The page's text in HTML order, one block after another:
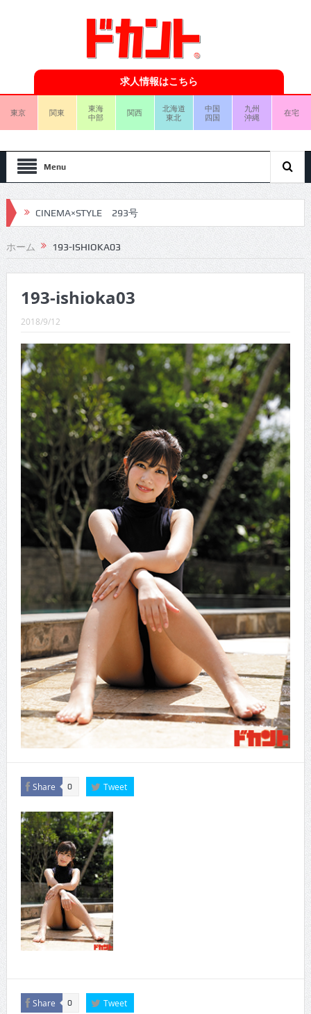
求人情報はこちら
東京 関東
東海
中部
関西
北海道
東北
中国
四国
九州
沖縄
在宅
Menu
CINEMA×STYLE 293号
CINEMA×STYLE 292号
CINEMA×STYLE 291号
CINEMA×STYLE 290号
CINEMA×STYLE 289号
CINEMA×STYLE 288号
CINEMA×STYLE 287号
CINEMA×STYLE 286号
CINEMA×STYLE 285号
CINEMA×STYLE 294号
ホーム 193-ISHIOKA03
193-ishioka03
2018/9/12
Share 0 Tweet
Share 0 Tweet